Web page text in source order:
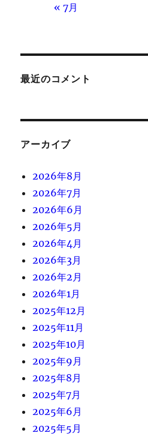
« 7月
最近のコメント
アーカイブ
2026年8月
2026年7月
2026年6月
2026年5月
2026年4月
2026年3月
2026年2月
2026年1月
2025年12月
2025年11月
2025年10月
2025年9月
2025年8月
2025年7月
2025年6月
2025年5月